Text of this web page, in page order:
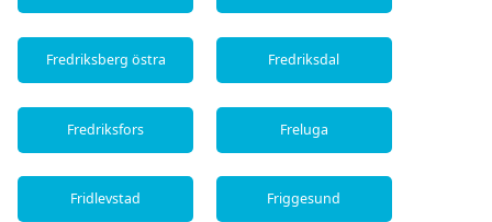
Fredriksberg östra Fredriksdal
Fredriksfors Freluga
Fridlevstad Friggesund